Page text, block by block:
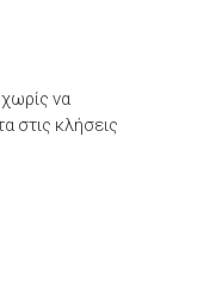
να
στις κλήσεις